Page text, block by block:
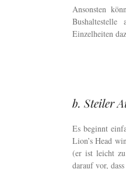
Ansonsten
Einzelheiten
b. Steiler
Es beginnt
Lion’s Head
(er ist leicht zu
darauf vor,